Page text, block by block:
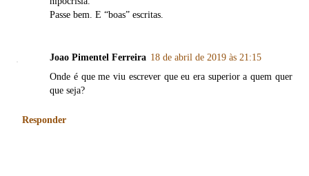
Passe bem. E “boas” escritas.
Joao Pimentel Ferreira 18 de abril de 2019 às 21:15
Onde é que me viu escrever que eu era superior a quem quer
que seja?
Responder